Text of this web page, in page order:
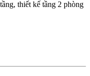
thiết kế tầng 2 phòng